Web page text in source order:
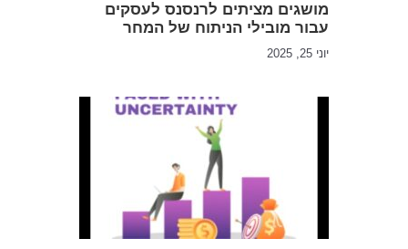
מושגים מציתים לרנסנס לעסקים
עבור מובילי הניתוח של המחר
יוני 25, 2025